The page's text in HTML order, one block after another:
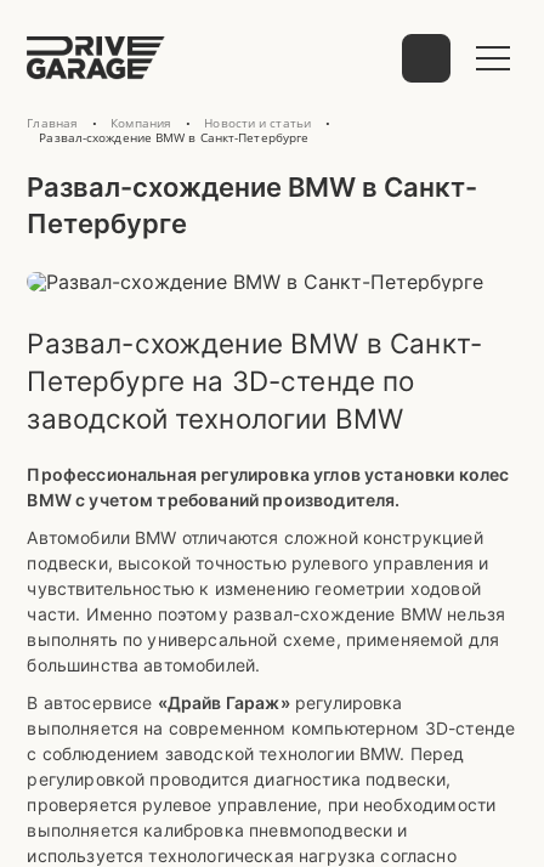
Главная • Компания • Новости и статьи •
Развал-схождение BMW в Санкт-Петербурге
Развал-схождение BMW в Санкт-
Петербурге
Развал-схождение BMW в Санкт-
Петербурге на 3D-стенде по
заводской технологии BMW
Профессиональная регулировка углов установки колес
BMW с учетом требований производителя.
Автомобили BMW отличаются сложной конструкцией
подвески, высокой точностью рулевого управления и
чувствительностью к изменению геометрии ходовой
части. Именно поэтому развал-схождение BMW нельзя
выполнять по универсальной схеме, применяемой для
большинства автомобилей.
В автосервисе «Драйв Гараж»регулировка
выполняется на современном компьютерном 3D-стенде
с соблюдением заводской технологии BMW. Перед
регулировкой проводится диагностика подвески,
проверяется рулевое управление, при необходимости
выполняется калибровка пневмоподвески и
используется технологическая нагрузка согласно
Выберите способ связи
telegram
WhatsApp Mail